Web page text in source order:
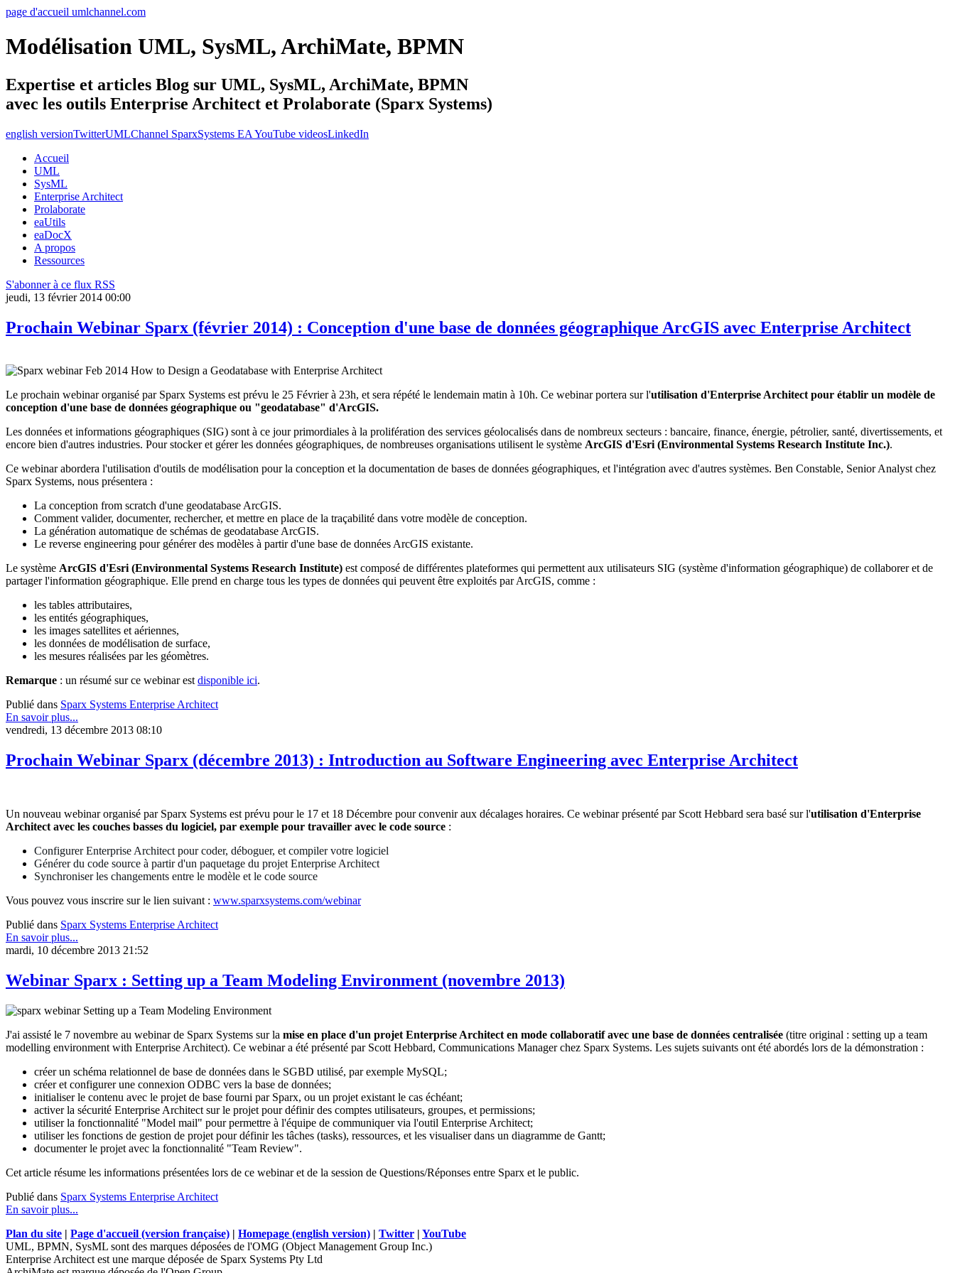
page d'accueil umlchannel.com
Modélisation UML, SysML, ArchiMate, BPMN
Expertise et articles Blog sur UML, SysML, ArchiMate, BPMN
avec les outils Enterprise Architect et Prolaborate (Sparx Systems)
english versionTwitterUMLChannel SparxSystems EA YouTube videosLinkedIn
Accueil
UML
SysML
Enterprise Architect
Prolaborate
eaUtils
eaDocX
A propos
Ressources
S'abonner à ce flux RSS
jeudi, 13 février 2014 00:00
Prochain Webinar Sparx (février 2014) : Conception d'une base de données géographique ArcGIS avec Enterprise Architect
Le prochain webinar organisé par Sparx Systems est prévu le 25 Février à 23h, et sera répété le lendemain matin à 10h. Ce webinar portera sur l'utilisation d'Enterprise Architect pour établir un modèle de
conception d'une base de données géographique ou "geodatabase" d'ArcGIS.
Les données et informations géographiques (SIG) sont à ce jour primordiales à la prolifération des services géolocalisés dans de nombreux secteurs : bancaire, finance, énergie, pétrolier, santé, divertissements, et
encore bien d'autres industries. Pour stocker et gérer les données géographiques, de nombreuses organisations utilisent le système ArcGIS d'Esri (Environmental Systems Research Institute Inc.).
Ce webinar abordera l'utilisation d'outils de modélisation pour la conception et la documentation de bases de données géographiques, et l'intégration avec d'autres systèmes. Ben Constable, Senior Analyst chez
Sparx Systems, nous présentera :
La conception from scratch d'une geodatabase ArcGIS.
Comment valider, documenter, rechercher, et mettre en place de la traçabilité dans votre modèle de conception.
La génération automatique de schémas de geodatabase ArcGIS.
Le reverse engineering pour générer des modèles à partir d'une base de données ArcGIS existante.
Le système ArcGIS d'Esri (Environmental Systems Research Institute) est composé de différentes plateformes qui permettent aux utilisateurs SIG (système d'information géographique) de collaborer et de
partager l'information géographique. Elle prend en charge tous les types de données qui peuvent être exploités par ArcGIS, comme :
les tables attributaires,
les entités géographiques,
les images satellites et aériennes,
les données de modélisation de surface,
les mesures réalisées par les géomètres.
Remarque : un résumé sur ce webinar est disponible ici.
Publié dans Sparx Systems Enterprise Architect
En savoir plus...
vendredi, 13 décembre 2013 08:10
Prochain Webinar Sparx (décembre 2013) : Introduction au Software Engineering avec Enterprise Architect
Un nouveau webinar organisé par Sparx Systems est prévu pour le 17 et 18 Décembre pour convenir aux décalages horaires. Ce webinar présenté par Scott Hebbard sera basé sur l'utilisation d'Enterprise
Architect avec les couches basses du logiciel, par exemple pour travailler avec le code source :
Configurer Enterprise Architect pour coder, déboguer, et compiler votre logiciel
Générer du code source à partir d'un paquetage du projet Enterprise Architect
Synchroniser les changements entre le modèle et le code source
Vous pouvez vous inscrire sur le lien suivant : www.sparxsystems.com/webinar
Publié dans Sparx Systems Enterprise Architect
En savoir plus...
mardi, 10 décembre 2013 21:52
Webinar Sparx : Setting up a Team Modeling Environment (novembre 2013)
J'ai assisté le 7 novembre au webinar de Sparx Systems sur la mise en place d'un projet Enterprise Architect en mode collaboratif avec une base de données centralisée (titre original : setting up a team
modelling environment with Enterprise Architect). Ce webinar a été présenté par Scott Hebbard, Communications Manager chez Sparx Systems. Les sujets suivants ont été abordés lors de la démonstration :
créer un schéma relationnel de base de données dans le SGBD utilisé, par exemple MySQL;
créer et configurer une connexion ODBC vers la base de données;
initialiser le contenu avec le projet de base fourni par Sparx, ou un projet existant le cas échéant;
activer la sécurité Enterprise Architect sur le projet pour définir des comptes utilisateurs, groupes, et permissions;
utiliser la fonctionnalité "Model mail" pour permettre à l'équipe de communiquer via l'outil Enterprise Architect;
utiliser les fonctions de gestion de projet pour définir les tâches (tasks), ressources, et les visualiser dans un diagramme de Gantt;
documenter le projet avec la fonctionnalité "Team Review".
Cet article résume les informations présentées lors de ce webinar et de la session de Questions/Réponses entre Sparx et le public.
Publié dans Sparx Systems Enterprise Architect
En savoir plus...
Plan du site | Page d'accueil (version française) | Homepage (english version) | Twitter | YouTube
UML, BPMN, SysML sont des marques déposées de l'OMG (Object Management Group Inc.)
Enterprise Architect est une marque déposée de Sparx Systems Pty Ltd